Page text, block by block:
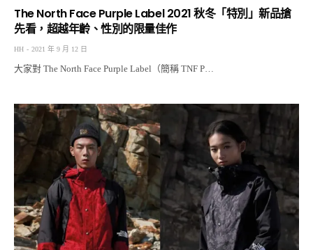
The North Face Purple Label 2021 秋冬「特別」新品搶
先看，超越年齡、性別的限量佳作
HH 2021 年 9 月 12 日
大家對 The North Face Purple Label（簡稱 TNF P…